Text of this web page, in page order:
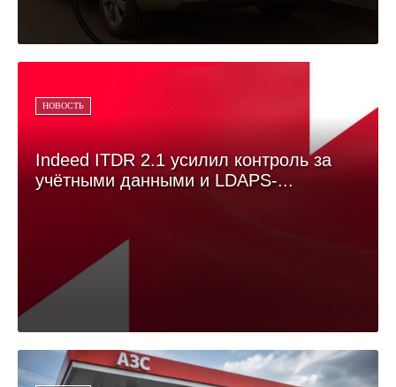
НОВОСТЬ
Indeed ITDR 2.1 усилил контроль за
учётными данными и LDAPS-...